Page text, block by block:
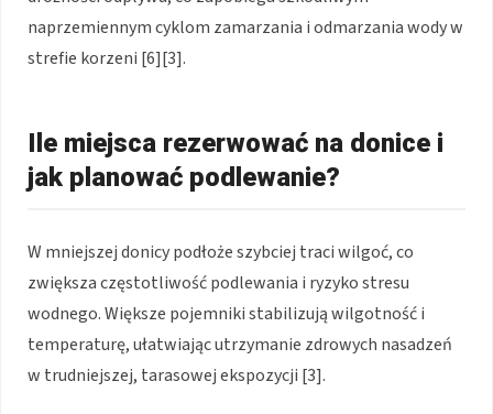
naprzemiennym cyklom zamarzania i odmarzania wody w
strefie korzeni [6][3].
Ile miejsca rezerwować na donice i
jak planować podlewanie?
W mniejszej donicy podłoże szybciej traci wilgoć, co
zwiększa częstotliwość podlewania i ryzyko stresu
wodnego. Większe pojemniki stabilizują wilgotność i
temperaturę, ułatwiając utrzymanie zdrowych nasadzeń
w trudniejszej, tarasowej ekspozycji [3].